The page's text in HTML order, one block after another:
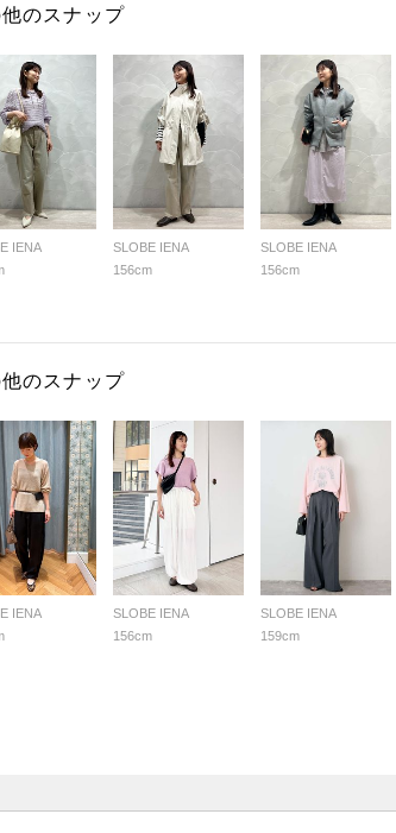
のスナップ
IENA
SLOBE IENA
156cm
SLOBE IENA
156cm
のスナップ
IENA
SLOBE IENA
156cm
SLOBE IENA
159cm